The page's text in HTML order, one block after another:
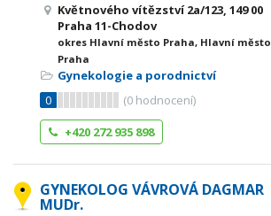
Květnového vítězství 2a/123, 149 00
Praha 11-Chodov
okres Hlavní město Praha, Hlavní město
Praha
Gynekologie a porodnictví
0
(0 hodnocení)
+420 272 935 898
GYNEKOLOG VÁVROVÁ DAGMAR
MUDr.